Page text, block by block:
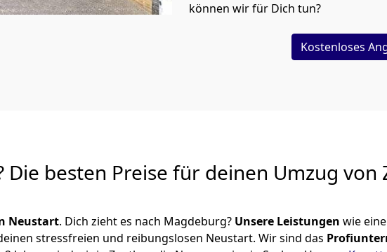
können wir für Dich tun?
Kostenloses
besten Preise für deinen Umzug von
Neustart. Dich zieht es nach Magdeburg? Unsere Leistungen wie eine
stressfreien und reibungslosen Neustart. Wir sind das